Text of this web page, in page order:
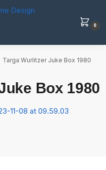
0
Targa Wurlitzer Juke Box 1980
Box 1980